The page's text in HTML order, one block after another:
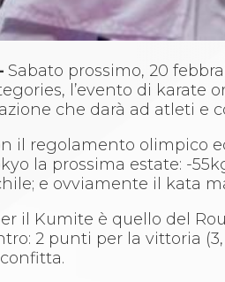
Sabato prossimo, 20
l’evento di karate
che darà ad atleti e
il regolamento olimpico
la prossima estate: -
e ovviamente il kata
il Kumite è quello del
2 punti per la vittoria